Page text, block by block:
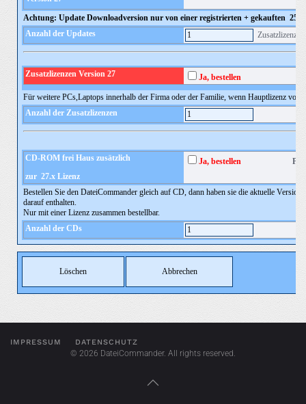
IMPRESSUM DATENSCHUTZ
© 2026 DateiCommander. All rights reserved.